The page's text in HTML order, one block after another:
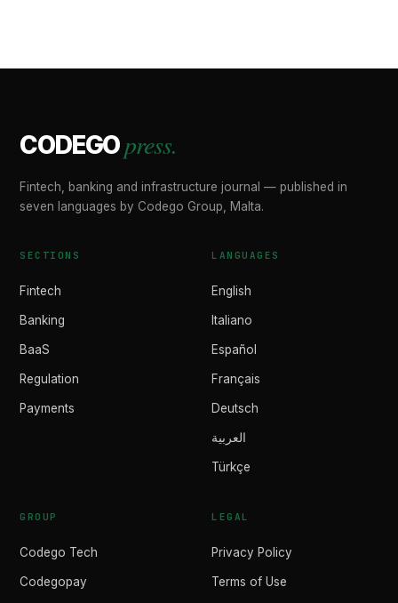
CODEGOpress.
Fintech, banking and infrastructure journal — published in
seven languages by Codego Group, Malta.
SECTIONS
Fintech
Banking
BaaS
Regulation
Payments
LANGUAGES
English
Italiano
Español
Français
Deutsch
العربية
Türkçe
GROUP
Codego Tech
Codegopay
LEGAL
Privacy Policy
Terms of Use